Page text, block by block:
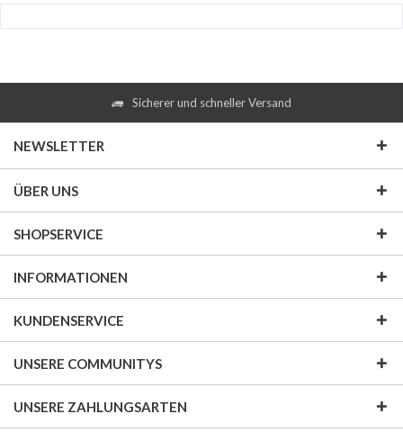
Sicherer und schneller Versand
NEWSLETTER
ÜBER UNS
SHOPSERVICE
INFORMATIONEN
KUNDENSERVICE
UNSERE COMMUNITYS
UNSERE ZAHLUNGSARTEN